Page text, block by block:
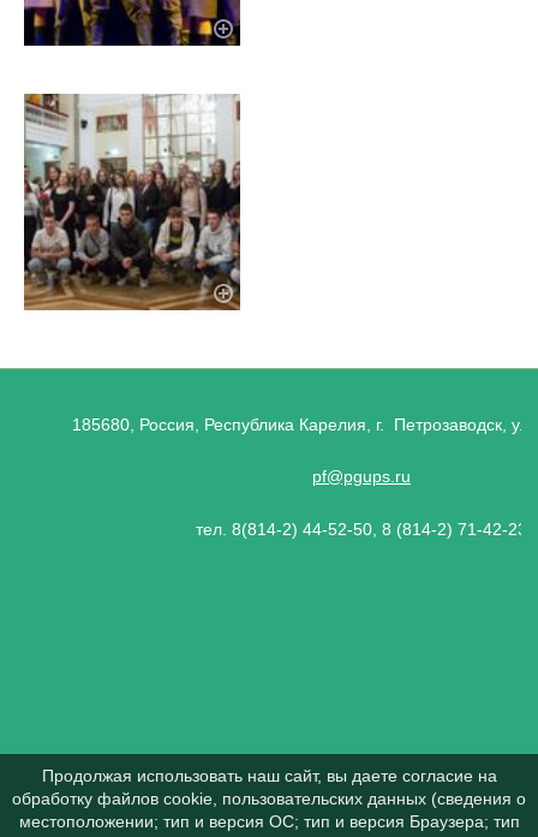
185680, Россия, Республика Карелия, г. Петрозаводск,
pf@pgups.ru
тел. 8(814-2) 44-52-50, 8 (814-2) 71-42-23
Продолжая использовать наш сайт, вы даете согласие на
обработку файлов cookie, пользовательских данных (сведения о
местоположении; тип и версия ОС; тип и версия Браузера; тип